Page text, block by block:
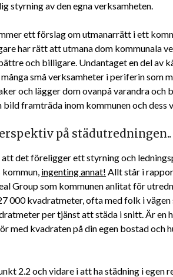
styrning av den egna verksamheten.
ett förslag om utmanarrätt i ett
har rätt att utmana dom kommunala
och billigare. Undantaget en del av
små verksamheter i periferin som
och lägger dom ovanpå varandra
framträda inom kommunen och dess
på städutredningen..
det föreligger ett styrning och
kommun, ingenting annat! Allt står i
Group som kommunen anlitat för
000 kvadratmeter, ofta med folk i
per tjänst att städa i snitt. Är en
med kvadraten på din egen bostad och
2.2 och vidare i att ha städning i egen